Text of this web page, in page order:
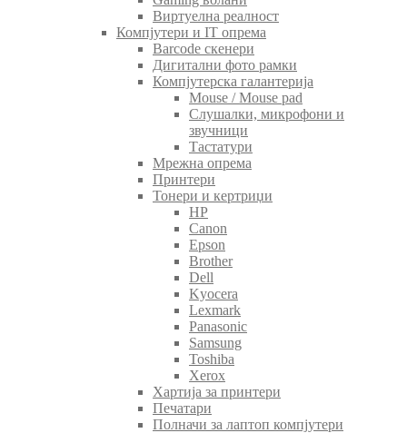
Виртуелна реалност
Компјутери и IT опрема
Barcode скенери
Дигитални фото рамки
Компјутерска галантерија
Mouse / Mouse pad
Слушалки, микрофони и
звучници
Тастатури
Мрежна опрема
Принтери
Тонери и кертриџи
HP
Canon
Epson
Brother
Dell
Kyocera
Lexmark
Panasonic
Samsung
Toshiba
Xerox
Хартија за принтери
Печатари
Полначи за лаптоп компјутери